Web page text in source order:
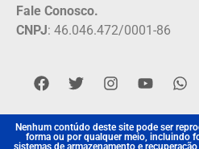
Fale Conosco.
CNPJ: 46.046.472/0001-86
Nenhum contúdo deste site pode ser
forma ou por qualquer meio, incluindo
sistemas de armazenamento e